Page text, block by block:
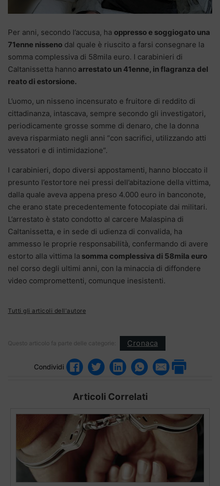
Per anni, secondo l’accusa, ha oppresso e soggiogato una
71enne nisseno dal quale è riuscito a farsi consegnare la
somma complessiva di 58mila euro. I carabinieri di
Caltanissetta hanno arrestato un 41enne, in flagranza del
reato di estorsione.
L’uomo, un nisseno incensurato e fruitore di reddito di
cittadinanza, intascava, sempre secondo gli investigatori,
periodicamente grosse somme di denaro, che la donna
aveva risparmiato negli anni “con sacrifici, utilizzando atti
vessatori e di intimidazione”.
I carabinieri, dopo diversi appostamenti, hanno bloccato il
presunto l’estortore nei pressi dell’abitazione della vittima,
dalla quale aveva appena preso 4.000 euro in banconote,
che erano state precedentemente fotocopiate dai militari.
L’arrestato è stato condotto al carcere Malaspina di
Caltanissetta, e in sede di udienza di convalida, ha
ammesso le proprie responsabilità, confermando di avere
estorto alla vittima la somma complessiva di 58mila euro
nel corso degli ultimi anni, con la minaccia di diffondere
video compromettenti, comunque inesistenti.
Tutti gli articoli dell'autore
Questo articolo fa parte delle categorie: Cronaca
Condividi
Articoli Correlati